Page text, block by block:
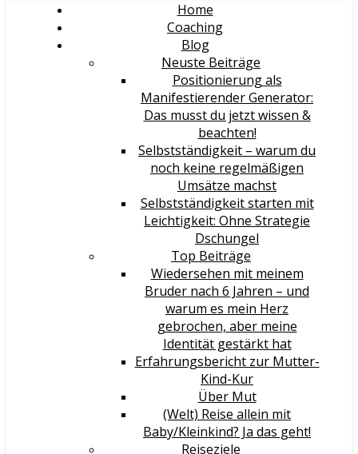
Home
Coaching
Blog
Neuste Beiträge
Positionierung als
Manifestierender Generator:
Das musst du jetzt wissen &
beachten!
Selbstständigkeit – warum du
noch keine regelmäßigen
Umsätze machst
Selbstständigkeit starten mit
Leichtigkeit: Ohne Strategie
Dschungel
Top Beiträge
Wiedersehen mit meinem
Bruder nach 6 Jahren – und
warum es mein Herz
gebrochen, aber meine
Identität gestärkt hat
Erfahrungsbericht zur Mutter-
Kind-Kur
Über Mut
(Welt) Reise allein mit
Baby/Kleinkind? Ja das geht!
Reiseziele